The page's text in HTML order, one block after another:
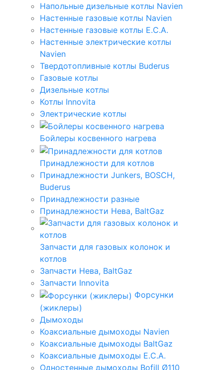
Напольные дизельные котлы Navien
Настенные газовые котлы Navien
Настенные газовые котлы E.C.A.
Настенные электрические котлы
Navien
Твердотопливные котлы Buderus
Газовые котлы
Дизельные котлы
Котлы Innovita
Электрические котлы
Бойлеры косвенного нагрева
Принадлежности для котлов
Принадлежности Junkers, BOSCH,
Buderus
Принадлежности разные
Принадлежности Нева, BaltGaz
Запчасти для газовых колонок и
котлов
Запчасти Нева, BaltGaz
Запчасти Innovita
Форсунки
(жиклеры)
Дымоходы
Коаксиальные дымоходы Navien
Коаксиальные дымоходы BaltGaz
Коаксиальные дымоходы E.C.A.
Одностенные дымоходы Bofill Ø110